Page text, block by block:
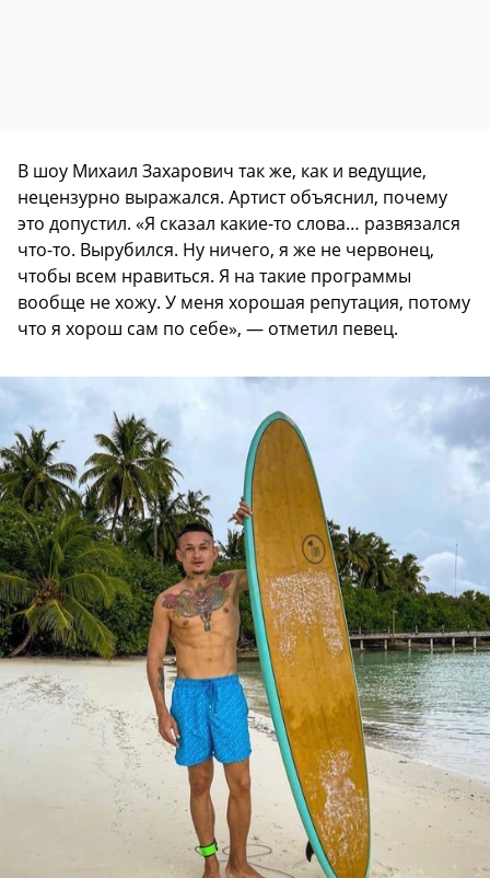
В шоу Михаил Захарович так же, как и ведущие,
нецензурно выражался. Артист объяснил, почему
это допустил. «Я сказал какие-то слова… развязался
что-то. Вырубился. Ну ничего, я же не червонец,
чтобы всем нравиться. Я на такие программы
вообще не хожу. У меня хорошая репутация, потому
что я хорош сам по себе», — отметил певец.